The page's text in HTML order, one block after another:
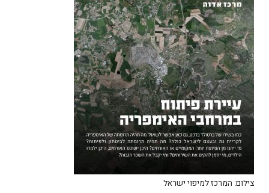
צילום: המרכז למיפוי ישראל